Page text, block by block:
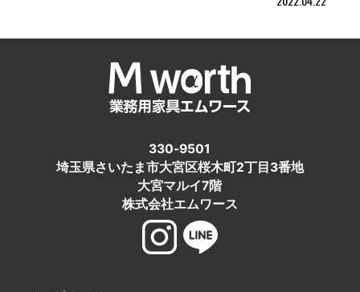
330-9501
埼玉県さいたま市大宮区桜木町2丁目3番地
大宮マルイ7階
株式会社エムワース